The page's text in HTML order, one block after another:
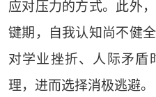
应对压力的方式。此外
键期，自我认知尚不健
对学业挫折、人际矛盾
理，进而选择消极逃避。